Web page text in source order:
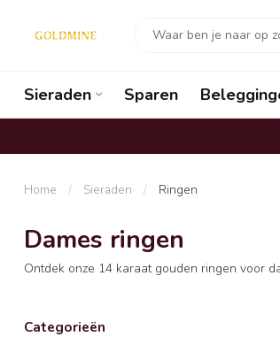
Sieraden Sparen
Home / Sieraden / Ringen
Dames ringen
Ontdek onze 14 karaat gouden ringen voor
Categorieën